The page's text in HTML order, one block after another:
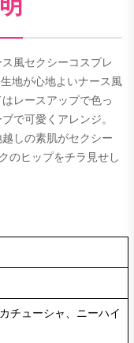
風セクシーコスプレ
地が心地よいナース風
レースアップで色っ
で可愛くアレンジ。
しの素肌がセクシー
のヒップをチラ見せし
チューシャ、ニーハイ